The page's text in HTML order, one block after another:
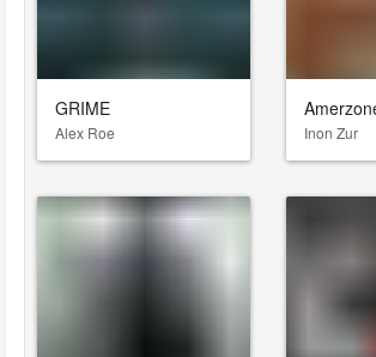
GRIME
Alex Roe Inon Zur